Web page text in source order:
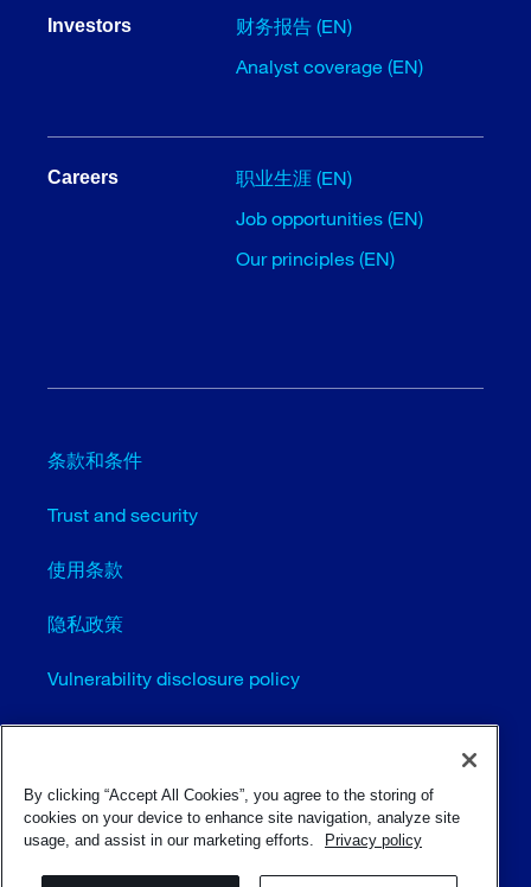
Investors
财务报告 (EN)
Analyst coverage (EN)
Careers
职业生涯 (EN)
Job opportunities (EN)
Our principles (EN)
条款和条件
Trust and security
使用条款
隐私政策
Vulnerability disclosure policy
Cookie settings (EN)
站点地图
© Sulzer Ltd 1996 - 2025
By clicking “Accept All Cookies”, you agree to the storing of
cookies on your device to enhance site navigation, analyze site
usage, and assist in our marketing efforts.
Privacy policy